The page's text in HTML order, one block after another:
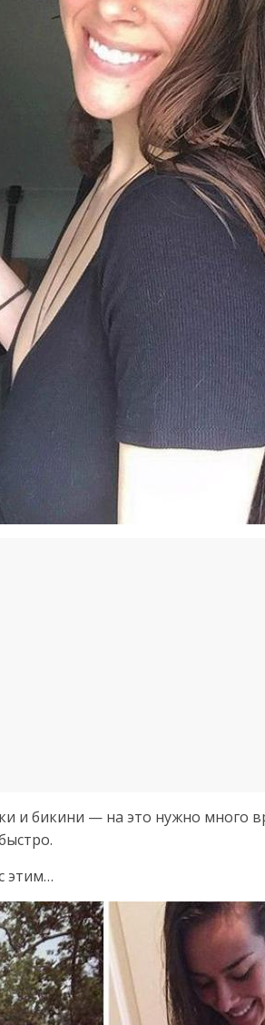
и бикини — на это нужно много
этим…